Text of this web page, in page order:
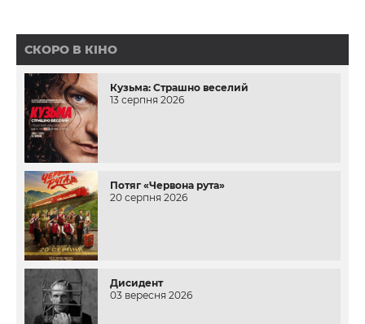
СКОРО В КІНО
Кузьма: Страшно веселий
13 серпня 2026
Потяг «Червона рута»
20 серпня 2026
Дисидент
03 вересня 2026